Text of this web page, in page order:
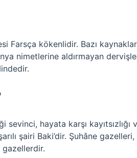
Farsça kökenlidir. Bazı
nimetlerine aldırmayan
hayata karşı kayıtsızlığı
şairi Baki’dir. Şuhâne
gazellerdir.